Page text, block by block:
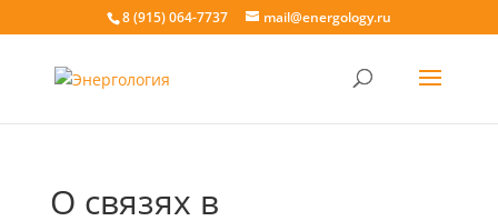
8 (915) 064-7737 mail@energology.ru
О связях в